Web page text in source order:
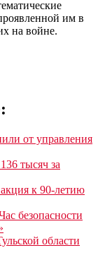
им в
на войне.
от управления
тысяч за
к 90-летию
безопасности
области